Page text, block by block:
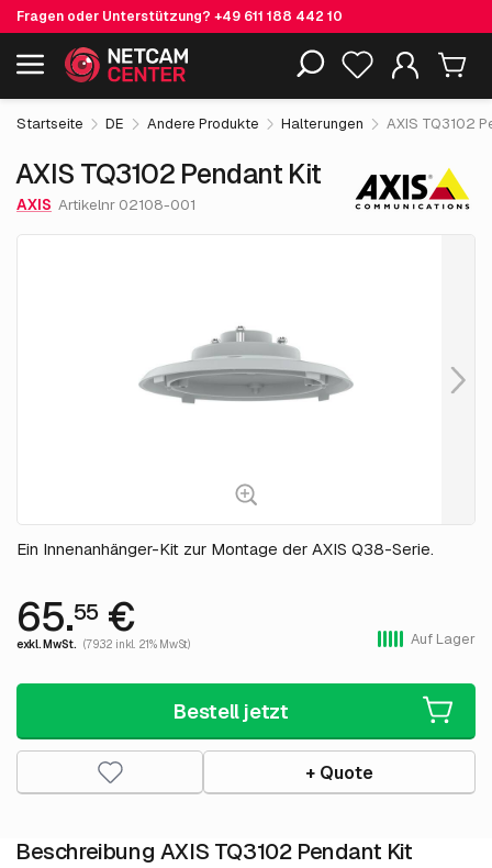
Fragen oder Unterstützung? +49 611 188 442 10
Einschließlich EOL-Produkte
AXIS TQ3102 Pendant Kit 65.55 €
exkl. MwSt.
Startseite DE Andere Produkte Halterungen AXIS TQ3102
AXIS TQ3102 Pendant Kit
AXIS Artikelnr 02108-001
Ein Innenanhänger-Kit zur Montage der AXIS Q38-Serie.
65.55€
exkl. MwSt. (79.32 inkl. 21% MwSt) Auf Lager
Bestell jetzt
+ Quote
Beschreibung AXIS TQ3102 Pendant Kit